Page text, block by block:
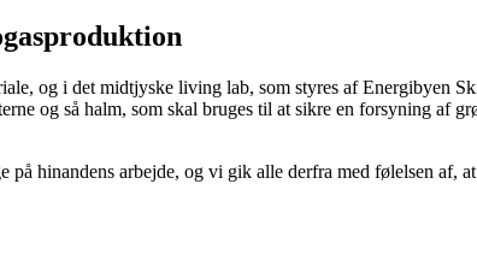
og i det midtjyske living lab, som styres af Energibyen
og så halm, som skal bruges til at sikre en forsyning af
på hinandens arbejde, og vi gik alle derfra med følelsen af,